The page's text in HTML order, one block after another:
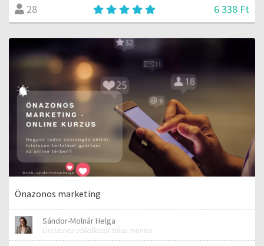
28 6 338 Ft
Önazonos marketing
Sándor-Molnár Helga
Önazonos vállalkozói stílus mentor